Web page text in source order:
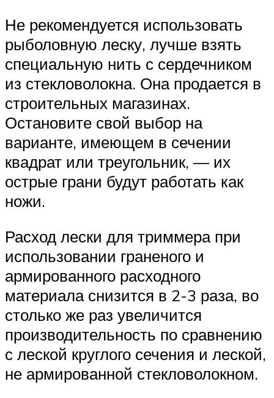
Не рекомендуется использовать
рыболовную леску, лучше взять
специальную нить с сердечником
из стекловолокна. Она продается в
строительных магазинах.
Остановите свой выбор на
варианте, имеющем в сечении
квадрат или треугольник, — их
острые грани будут работать как
ножи.
Расход лески для триммера при
использовании граненого и
армированного расходного
материала снизится в 2-3 раза, во
столько же раз увеличится
производительность по сравнению
с леской круглого сечения и леской,
не армированной стекловолокном.